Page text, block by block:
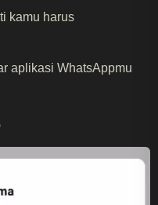
kamu harus
aplikasi WhatsAppmu